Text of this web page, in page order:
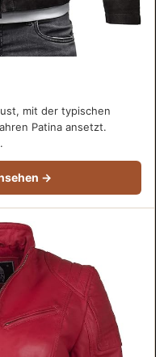
mit der typischen
Patina ansetzt.
→